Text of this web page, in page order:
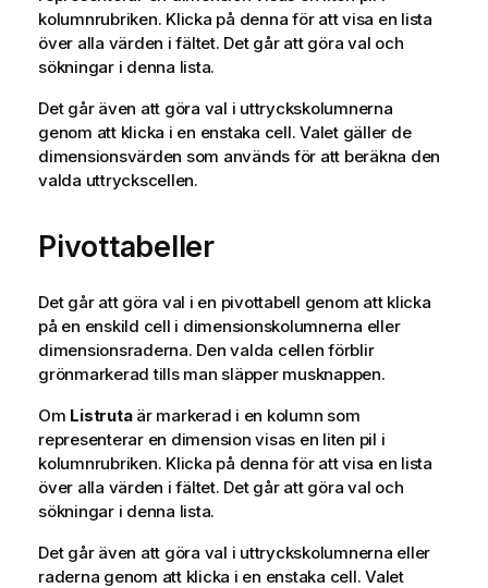
kolumnrubriken. Klicka på denna för att visa en lista
över alla värden i fältet. Det går att göra val och
sökningar i denna lista.
Det går även att göra val i uttryckskolumnerna
genom att klicka i en enstaka cell. Valet gäller de
dimensionsvärden som används för att beräkna den
valda uttryckscellen.
Pivottabeller
Det går att göra val i en pivottabell genom att klicka
på en enskild cell i dimensionskolumnerna eller
dimensionsraderna. Den valda cellen förblir
grönmarkerad tills man släpper musknappen.
Om Listrutaär markerad i en kolumn som
representerar en dimension visas en liten pil i
kolumnrubriken. Klicka på denna för att visa en lista
över alla värden i fältet. Det går att göra val och
sökningar i denna lista.
Det går även att göra val i uttryckskolumnerna eller
raderna genom att klicka i en enstaka cell. Valet